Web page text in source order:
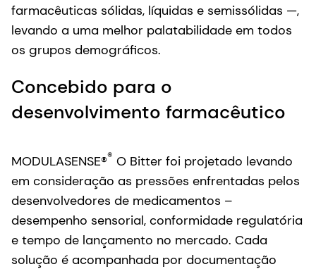
farmacêuticas sólidas, líquidas e semissólidas —,
levando a uma melhor palatabilidade em todos
os grupos demográficos.
Concebido para o
desenvolvimento farmacêutico
MODULASENSE®® O Bitter foi projetado levando
em consideração as pressões enfrentadas pelos
desenvolvedores de medicamentos –
desempenho sensorial, conformidade regulatória
e tempo de lançamento no mercado. Cada
solução é acompanhada por documentação